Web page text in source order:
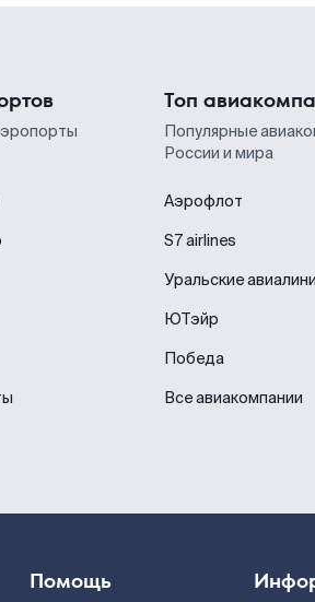
Топ
Популярные
России и мира
Аэрофлот
S7 airlines
Уральские
ЮТэйр
Победа
Все авиакомпании
Помощь